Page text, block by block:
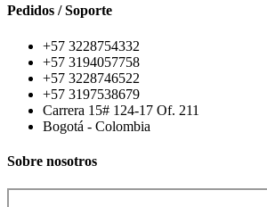
Pedidos / Soporte
+57 3228754332
+57 3194057758
+57 3228746522
+57 3197538679
Carrera 15# 124-17 Of. 211
Bogotá - Colombia
Sobre nosotros